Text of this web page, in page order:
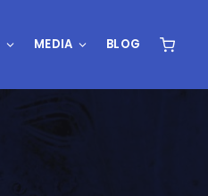
MEDIA BLOG